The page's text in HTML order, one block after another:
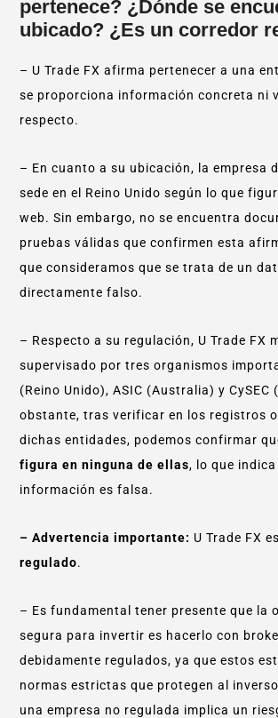
pertenece? ¿Dónde se
ubicado? ¿Es un corredor
– U Trade FX afirma pertenecer a una
se proporciona información concreta ni
respecto.
– En cuanto a su ubicación, la empresa
sede en el Reino Unido según lo que
web. Sin embargo, no se encuentra
pruebas válidas que confirmen esta
que consideramos que se trata de un
directamente falso.
– Respecto a su regulación, U Trade FX
supervisado por tres organismos
(Reino Unido), ASIC (Australia) y CySEC
obstante, tras verificar en los registros
dichas entidades, podemos confirmar
figura en ninguna de ellas, lo que
información es falsa.
– Advertencia importante: U Trade FX
regulado.
– Es fundamental tener presente que la
segura para invertir es hacerlo con
debidamente regulados, ya que estos
normas estrictas que protegen al
una empresa no regulada implica un